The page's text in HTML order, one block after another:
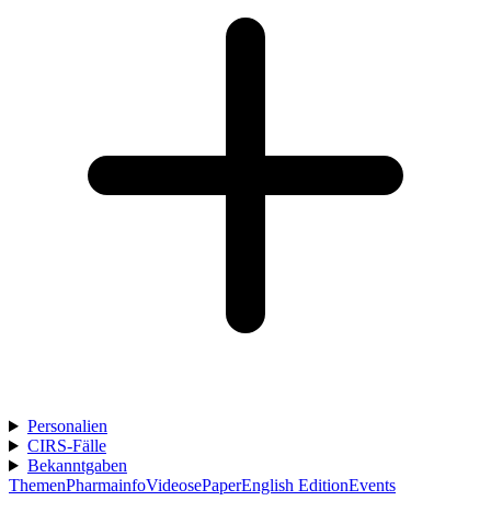
Personalien
CIRS-Fälle
Bekanntgaben
ThemenPharmainfoVideosePaperEnglish EditionEvents